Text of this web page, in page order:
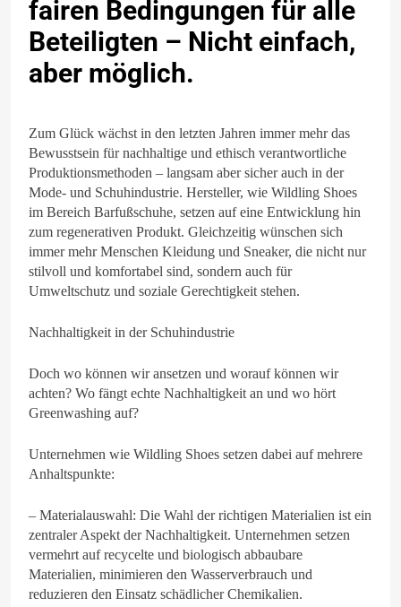
fairen Bedingungen für alle
Beteiligten – Nicht einfach,
aber möglich.
Zum Glück wächst in den letzten Jahren immer mehr das
Bewusstsein für nachhaltige und ethisch verantwortliche
Produktionsmethoden – langsam aber sicher auch in der
Mode- und Schuhindustrie. Hersteller, wie Wildling Shoes
im Bereich Barfußschuhe, setzen auf eine Entwicklung hin
zum regenerativen Produkt. Gleichzeitig wünschen sich
immer mehr Menschen Kleidung und Sneaker, die nicht nur
stilvoll und komfortabel sind, sondern auch für
Umweltschutz und soziale Gerechtigkeit stehen.
Nachhaltigkeit in der Schuhindustrie
Doch wo können wir ansetzen und worauf können wir
achten? Wo fängt echte Nachhaltigkeit an und wo hört
Greenwashing auf?
Unternehmen wie Wildling Shoes setzen dabei auf mehrere
Anhaltspunkte:
– Materialauswahl: Die Wahl der richtigen Materialien ist ein
zentraler Aspekt der Nachhaltigkeit. Unternehmen setzen
vermehrt auf recycelte und biologisch abbaubare
Materialien, minimieren den Wasserverbrauch und
reduzieren den Einsatz schädlicher Chemikalien.